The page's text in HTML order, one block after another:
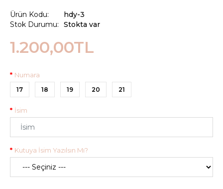
Ürün Kodu:
Stok Durumu:
hdy-3
Stokta var
1.200,00TL
Numara
17 18 19 20 21
İsim
Kutuya İsim Yazılsın Mı?